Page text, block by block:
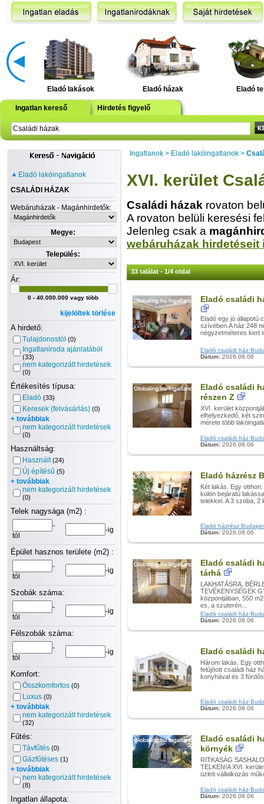
Eladó lakások Eladó házak Eladó
Ingatlan kereső Hirdetés figyelő
Eladó lakóingatlanok
CSALÁDI HÁZAK
Webáruházak - Magánhirdetők:
Megye:
Település:
Ár:
0 - 40.000.000 vagy több
kijelöltek törlése
A hirdető:
Tulajdonostól (0)
Ingatlaniroda ajánlatából
(33)
nem kategorizált hirdetések
(0)
Értékesítés típusa:
Eladó (33)
Keresek (felvásárlás) (0)
+ továbbiak
nem kategorizált hirdetések
(0)
Használtság:
Használt (24)
Új építésű (5)
+ továbbiak
nem kategorizált hirdetések
(0)
Telek nagysága (m2) :
-
tól
-ig
Épület hasznos területe (m2) :
-
tól
-ig
Szobák száma:
-
tól
-ig
Félszobák száma:
-
tól
-ig
Komfort:
Összkomfortos (0)
Luxus (0)
+ továbbiak
nem kategorizált hirdetések
(32)
Fűtés:
Távfűtés (0)
Gázfűtéses (1)
+ továbbiak
nem kategorizált hirdetések
(8)
Ingatlan állapota:
Ingatlanok > Eladó lakóingatlanok >
XVI. kerület
Családi házak rovaton
A rovaton belüli keresési
Jelenleg csak a
webáruházak hirdetéseit
33 találat - 1/4 oldal
Eladó családi
Eladó egy jó állapotú
szívében.A ház 248
négyzetméteres kert
Eladó családi ház
Dátum: 2026.08.06
Eladó családi
részen Z
XVI. kerület
elhelyezkedő, két
mérete több
Eladó családi ház
Dátum: 2026.08.06
Eladó házrész
Két lakás. Egy
külön bejáratú
telekkel. A 3 szoba, 2
Eladó házrész
Dátum: 2026.08.06
Eladó családi
tárhá
LAKHATÁSRA,
TEVÉKENYSÉGEK
központjában, 550
es, a szuterén...
Eladó családi ház
Dátum: 2026.08.06
Eladó családi
Három lakás. Egy
felújított családi ház
konyhával és 3
Eladó családi ház
Dátum: 2026.08.06
Eladó családi
környék
RITKASÁG
TELKEN!A XVI.
üzleti vállalkozás
Eladó családi ház
Dátum: 2026.08.06